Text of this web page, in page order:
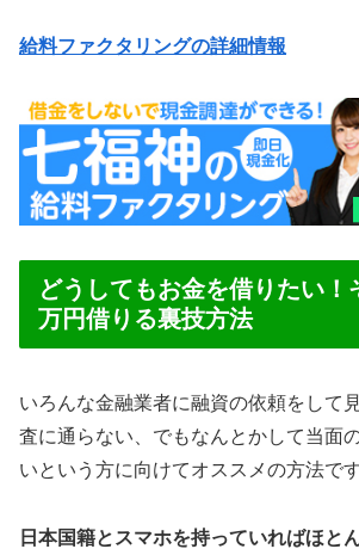
給料ファクタリングの詳細情報
どうしてもお金を借りたい！
万円借りる裏技方法
いろんな金融業者に融資の依頼をして
査に通らない、でもなんとかして当面
いという方に向けてオススメの方法です
日本国籍とスマホを持っていればほと